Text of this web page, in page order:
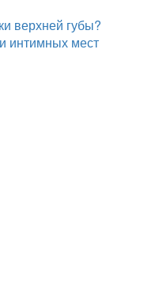
верхней губы?
интимных мест